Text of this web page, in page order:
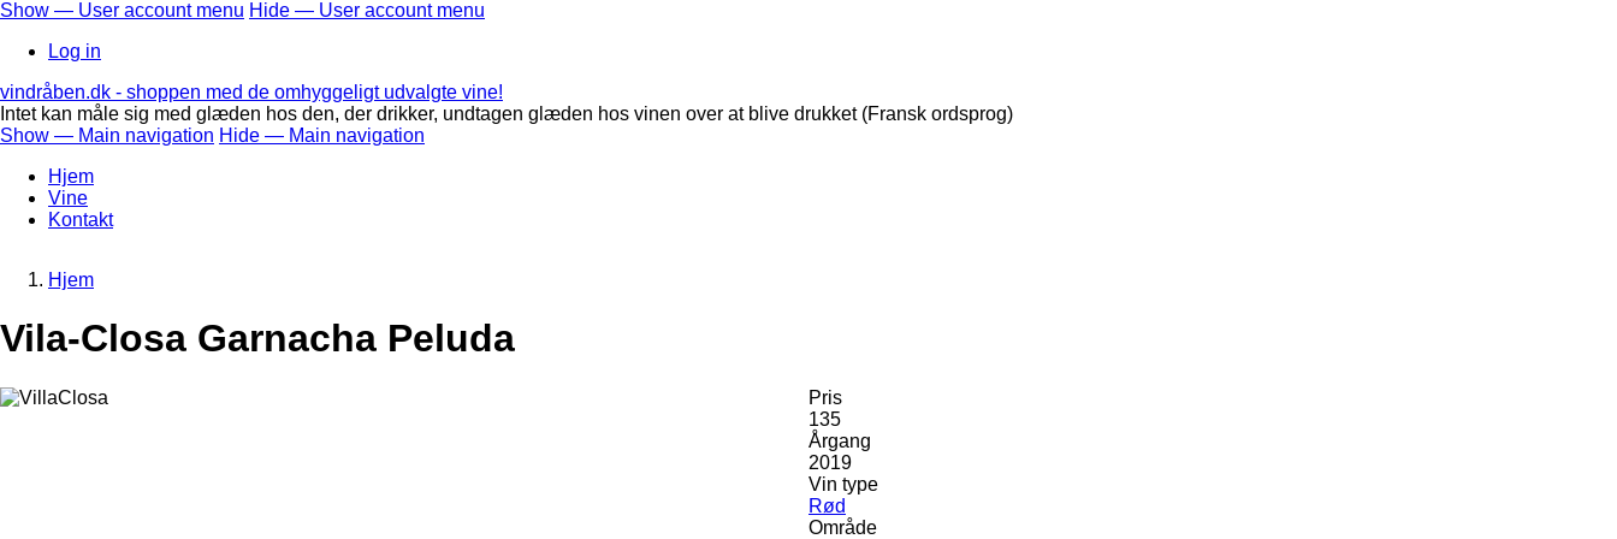
Skip
main
User
account
menu
Show — User account menu Hide — User account menu
Log in
vindråben.dk - shoppen med de omhyggeligt udvalgte vine!
Intet kan måle sig med glæden hos den, der drikker, undtagen glæden hos vinen over at blive drukket (Fransk ordsprog)
Main
navigation
Show — Main navigation Hide — Main navigation
Hjem
Vine
Kontakt
Hjem
Vila-Closa Garnacha Peluda
Pris
135
Årgang
2019
Vin type
Rød
Område